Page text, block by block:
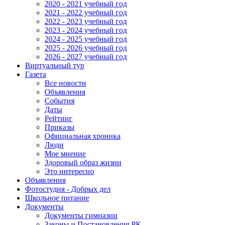
2020 - 2021 учебный год
2021 - 2022 учебный год
2022 - 2023 учебный год
2023 - 2024 учебный год
2024 - 2025 учебный год
2025 - 2026 учебный год
2026 - 2027 учебный год
Виртуальный тур
Газета
Все новости
Объявления
События
Даты
Рейтинг
Приказы
Официальная хроника
Люди
Мое мнение
Здоровый образ жизни
Это интересно
Объявления
Фотостудия - Добрых дел
Школьное питание
Документы
Документы гимназии